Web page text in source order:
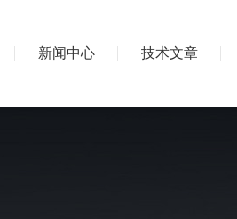
新闻中心 技术文章